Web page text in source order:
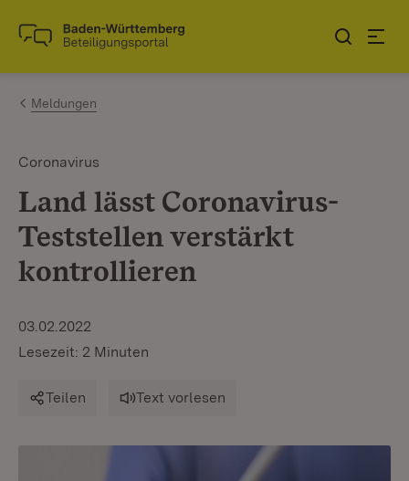
Zum Inhalt springen
Link zur Startseite
Meldungen
Coronavirus
Land lässt Coronavirus-
Teststellen verstärkt
kontrollieren
03.02.2022
Lesezeit: 2 Minuten
Teilen Text vorlesen